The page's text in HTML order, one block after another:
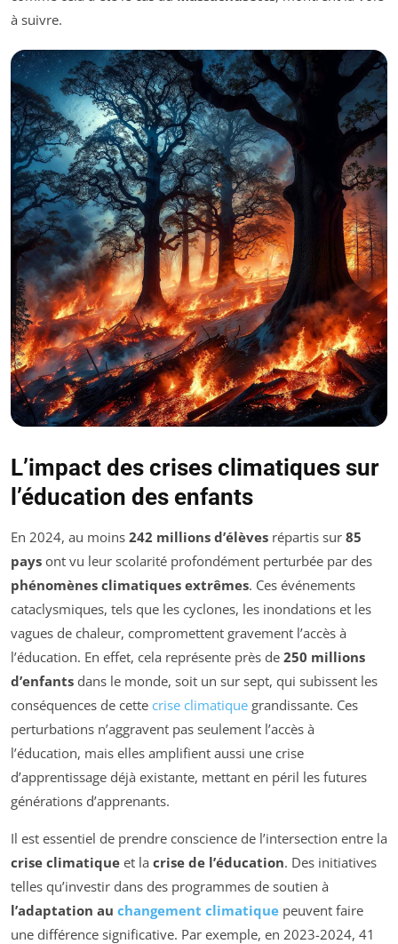
à suivre.
L’impact des crises climatiques sur
l’éducation des enfants
En 2024, au moins 242 millions d’élèves répartis sur 85
pays ont vu leur scolarité profondément perturbée par des
phénomènes climatiques extrêmes. Ces événements
cataclysmiques, tels que les cyclones, les inondations et les
vagues de chaleur, compromettent gravement l’accès à
l’éducation. En effet, cela représente près de 250 millions
d’enfants dans le monde, soit un sur sept, qui subissent les
conséquences de cette crise climatique grandissante. Ces
perturbations n’aggravent pas seulement l’accès à
l’éducation, mais elles amplifient aussi une crise
d’apprentissage déjà existante, mettant en péril les futures
générations d’apprenants.
Il est essentiel de prendre conscience de l’intersection entre la
crise climatique et la crise de l’éducation. Des initiatives
telles qu’investir dans des programmes de soutien à
l’adaptation au changement climatique peuvent faire
une différence significative. Par exemple, en 2023-2024, 41